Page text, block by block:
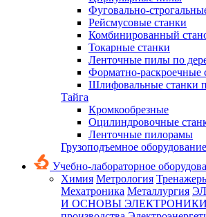
Фуговально-
Рейсмусовые станки
Комбинированный
Токарные станки
Ленточные пилы по
Форматно-раскроечные
Шлифовальные станки
Тайга
Кромкообрезные
Оцилиндровочные
Ленточные пилорамы
Грузоподъемное оборудование
Учебно-лабораторное
Химия Метрология
Мехатроника Металлургия
И ОСНОВЫ ЭЛЕКТРОНИКИ